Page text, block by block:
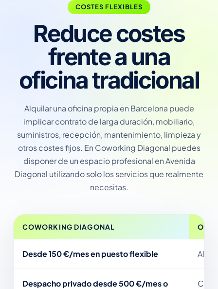
COSTES FLEXIBLES
Reduce costes
frente a una
oficina tradicional
Alquilar una oficina propia en Barcelona puede
implicar contrato de larga duración, mobiliario,
suministros, recepción, mantenimiento, limpieza y
otros costes fijos. En Coworking Diagonal puedes
disponer de un espacio profesional en Avenida
Diagonal utilizando solo los servicios que realmente
necesitas.
COWORKING DIAGONAL
Desde 150 €/mes en puesto flexible
Despacho privado desde 500 €/mes o